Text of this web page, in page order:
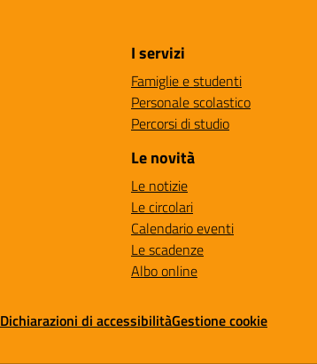
I servizi
Famiglie e studenti
Personale scolastico
Percorsi di studio
Le novità
Le notizie
Le circolari
Calendario eventi
Le scadenze
Albo online
Dichiarazioni di accessibilitàGestione cookie